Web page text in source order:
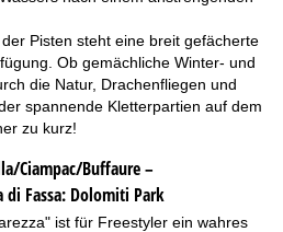
Pisten steht eine breit gefächerte
Ob gemächliche Winter- und
die Natur, Drachenfliegen und
spannende Kletterpartien auf dem
zu kurz!
Ciampac/Buffaure –
Fassa: Dolomiti Park
ist für Freestyler ein wahres